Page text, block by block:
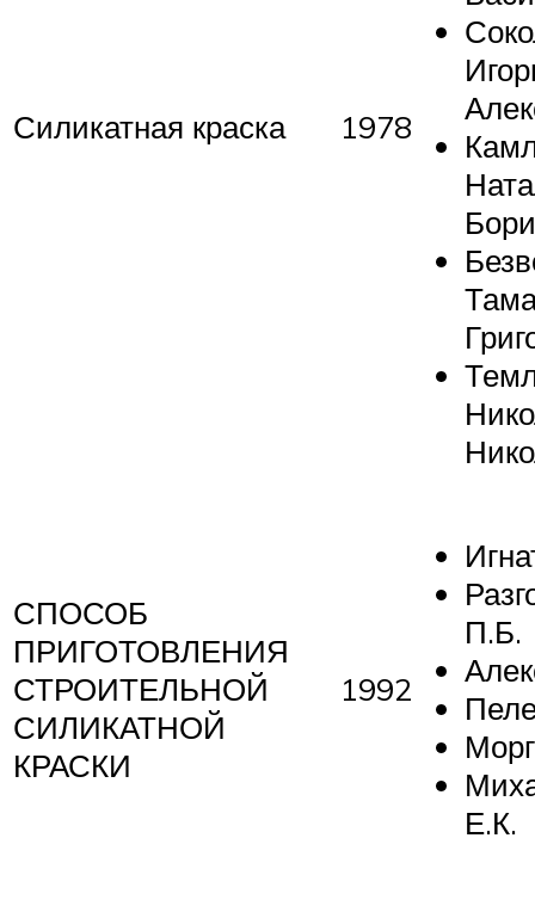
Силикатная краска 1978
СПОСОБ
ПРИГОТОВЛЕНИЯ
СТРОИТЕЛЬНОЙ
СИЛИКАТНОЙ
КРАСКИ
1992
П.Б.
Е.К.